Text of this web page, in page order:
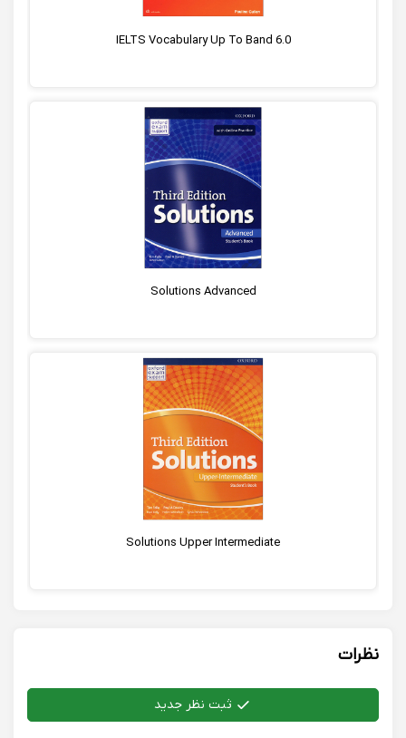
IELTS Vocabulary Up To Band 6.0
Solutions Advanced
Solutions Upper Intermediate
نظرات
ثبت نظر جدید